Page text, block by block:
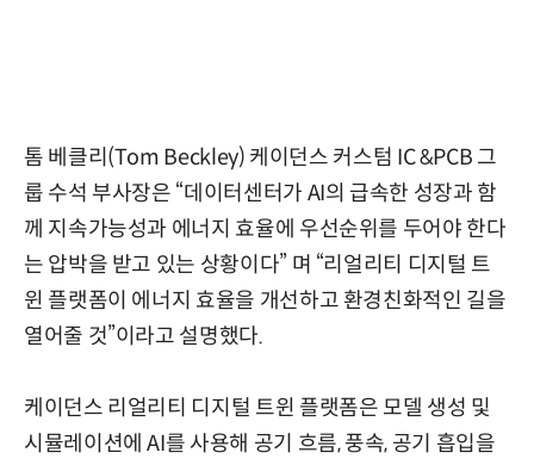
톰 베클리(Tom Beckley) 케이던스 커스텀 IC &PCB 그
룹 수석 부사장은 “데이터센터가 AI의 급속한 성장과 함
께 지속가능성과 에너지 효율에 우선순위를 두어야 한다
는 압박을 받고 있는 상황이다” 며 “리얼리티 디지털 트
윈 플랫폼이 에너지 효율을 개선하고 환경친화적인 길을
열어줄 것”이라고 설명했다.
케이던스 리얼리티 디지털 트윈 플랫폼은 모델 생성 및
시뮬레이션에 AI를 사용해 공기 흐름, 풍속, 공기 흡입을